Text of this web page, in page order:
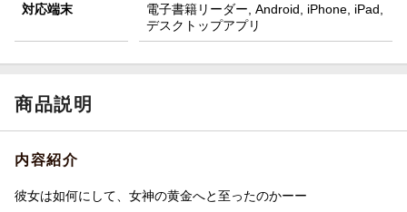
対応端末
電子書籍リーダー, Android, iPhone, iPad,
デスクトップアプリ
商品説明
内容紹介
彼女は如何にして、女神の黄金へと至ったのかーー